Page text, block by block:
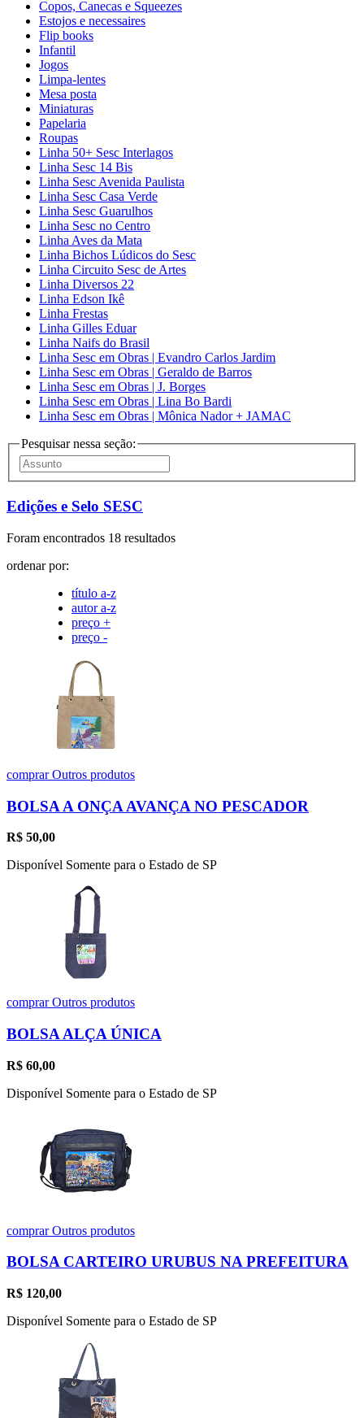
Copos, Canecas e Squeezes
Estojos e necessaires
Flip books
Infantil
Jogos
Limpa-lentes
Mesa posta
Miniaturas
Papelaria
Roupas
Linha 50+ Sesc Interlagos
Linha Sesc 14 Bis
Linha Sesc Avenida Paulista
Linha Sesc Casa Verde
Linha Sesc Guarulhos
Linha Sesc no Centro
Linha Aves da Mata
Linha Bichos Lúdicos do Sesc
Linha Circuito Sesc de Artes
Linha Diversos 22
Linha Edson Ikê
Linha Frestas
Linha Gilles Eduar
Linha Naifs do Brasil
Linha Sesc em Obras | Evandro Carlos Jardim
Linha Sesc em Obras | Geraldo de Barros
Linha Sesc em Obras | J. Borges
Linha Sesc em Obras | Lina Bo Bardi
Linha Sesc em Obras | Mônica Nador + JAMAC
Pesquisar nessa seção:
Edições e Selo SESC
Foram encontrados 18 resultados
ordenar por:
título a-z
autor a-z
preço +
preço -
comprarOutros produtos
BOLSA A ONÇA AVANÇA NO PESCADOR
R$ 50,00
Disponível Somente para o Estado de SP
comprarOutros produtos
BOLSA ALÇA ÚNICA
R$ 60,00
Disponível Somente para o Estado de SP
comprarOutros produtos
BOLSA CARTEIRO URUBUS NA PREFEITURA
R$ 120,00
Disponível Somente para o Estado de SP